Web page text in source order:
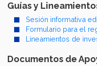
Guías y
Sesión informativa
Formulario para el
Lineamientos de
Documentos de